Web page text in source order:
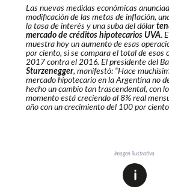
Las nuevas medidas económicas
modificación de las metas de inflación,
la tasa de interés y una suba del dólar
mercado de créditos hipotecarios UVA.
muestra hoy un aumento de esas
por ciento, si se compara el total de esos
2017 contra el 2016. El presidente del
Sturzenegger, manifestó: “Hace
mercado hipotecario en la Argentina no
hecho un cambio tan trascendental, con
momento está creciendo al 8% real
año con un crecimiento del 100 por
Imagen ilustrativa.